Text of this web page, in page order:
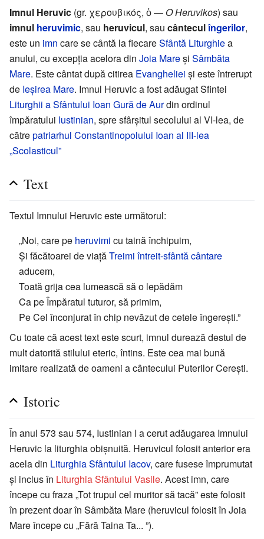
Imnul Heruvic (gr. χερουβικός, ὁ — O Heruvikos) sau
imnul heruvimic, sau heruvicul, sau cânteculîngerilor,
este un imn care se cântă la fiecareSfântă Liturghiea
anului, cu excepţia acelora din Joia Mareşi Sâmbăta
Mare. Este cântat după citirea Evangheliei şi este întrerupt
de Ieşirea Mare. Imnul Heruvic a fost adăugat Sfintei
Liturghii a Sfântului Ioan Gură de Aurdin ordinul
împăratului Iustinian, spre sfârşitul secolului al VI-lea, de
cătrepatriarhul Constantinopolului Ioan al III-lea
„Scolasticul”
Text
Textul Imnului Heruvic este următorul:
„Noi, care pe heruvimi cu taină închipuim,
Şi făcătoarei de viaţăTreimi întreit-sfântă cântare
aducem,
Toată grija cea lumească să o lepădăm
Ca pe Împăratul tuturor, să primim,
Pe Cel înconjurat în chip nevăzut de cetele îngereşti.”
Cu toate că acest text este scurt, imnul durează destul de
mult datorită stilului eteric, întins. Este cea mai bună
imitare realizată de oameni a cântecului Puterilor Cereşti.
Istoric
În anul 573 sau 574, Iustinian I a cerut adăugarea Imnului
Heruvic la liturghia obişnuită. Heruvicul folosit anterior era
acela din Liturghia Sfântului Iacov, care fusese împrumutat
şi inclus în Liturghia Sfântului Vasile. Acest imn, care
începe cu fraza „Tot trupul cel muritor să tacă” este folosit
în prezent doar în Sâmbăta Mare (heruvicul folosit în Joia
Mare începe cu „Fără Taina Ta... ”).